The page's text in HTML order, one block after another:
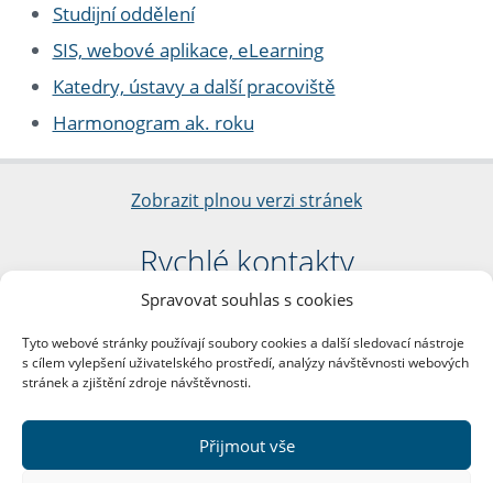
Spravovat souhlas s cookies
Tyto webové stránky používají soubory cookies a další sledovací nástroje
s cílem vylepšení uživatelského prostředí, analýzy návštěvnosti webových
stránek a zjištění zdroje návštěvnosti.
Přijmout vše
Studijní oddělení
SIS, webové aplikace, eLearning
Katedry, ústavy a další pracoviště
Harmonogram ak. roku
Zobrazit plnou verzi stránek
Rychlé kontakty
Filozofická fakulta
nám. Jana Palacha 1/2
116 38 Praha 1
DIČ: CZ00216208
Další kontakty